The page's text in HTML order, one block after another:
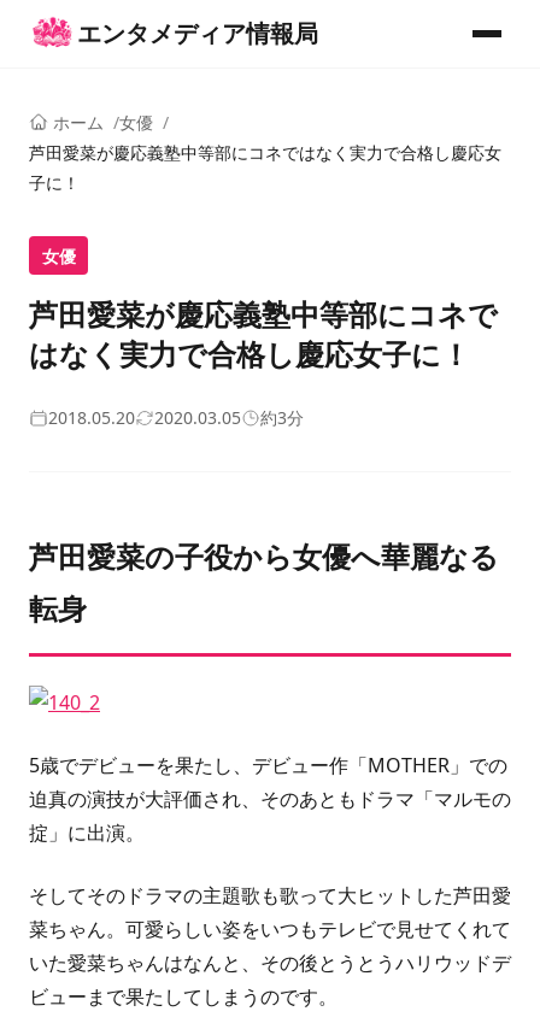
コンテンツへスキップ
エンタメディア情報局 メニュー
ホーム
女優
芦田愛菜が慶応義塾中等部にコネではなく実力で合格し慶応女
子に！
女優
芦田愛菜が慶応義塾中等部にコネで
はなく実力で合格し慶応女子に！
2018.05.20 2020.03.05 約3分
芦田愛菜の子役から女優へ華麗なる
転身
5歳でデビューを果たし、デビュー作 「MOTHER」 での
迫真の演技が大評価され、そのあともドラマ 「マルモの
掟」 に出演。
そしてそのドラマの主題歌も歌って大ヒットした芦田愛
菜ちゃん。可愛らしい姿をいつもテレビで見せてくれて
いた愛菜ちゃんはなんと、その後とうとうハリウッドデ
ビューまで果たしてしまうのです。